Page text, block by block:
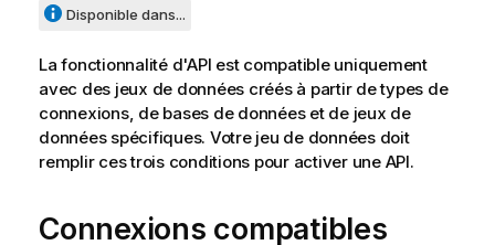
Disponible dans...
La fonctionnalité d'API est compatible uniquement
avec des jeux de données créés à partir de types de
connexions, de bases de données et de jeux de
données spécifiques. Votre jeu de données doit
remplir ces trois conditions pour activer une API.
Connexions compatibles